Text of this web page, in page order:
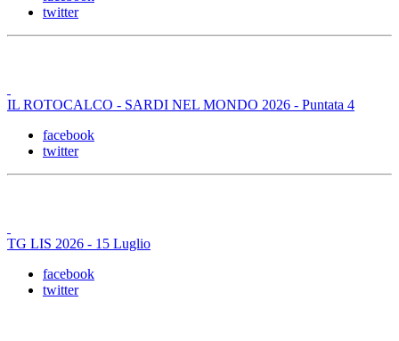
twitter
IL ROTOCALCO - SARDI NEL MONDO 2026 - Puntata 4
facebook
twitter
TG LIS 2026 - 15 Luglio
facebook
twitter